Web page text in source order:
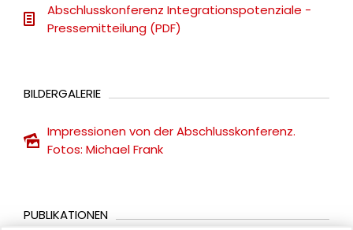
Abschlusskonferenz Integrationspotenziale -
Pressemitteilung (PDF)
BILDERGALERIE
Impressionen von der Abschlusskonferenz.
Fotos: Michael Frank
PUBLIKATIONEN